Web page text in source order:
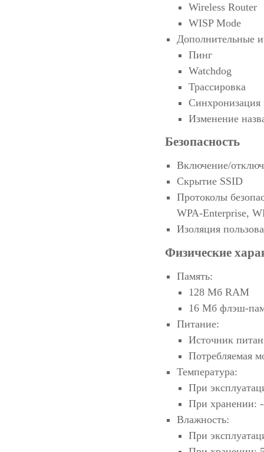
Wireless Router
WISP Mode
Дополнительные
Пинг
Watchdog
Трассировка
Изменение
Безопасность
Включение/
Скрытие SSID
Протоколы
WPA-Enterprise,
Изоляция
Физические
Память:
128 Мб RAM
16 Мб флэш-
Питание:
Источник
Потребляемая
Температура:
При
При хранении:
Влажность:
При